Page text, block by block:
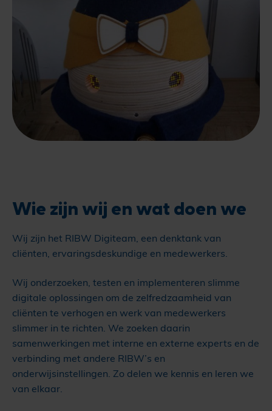
Wie zijn wij en wat doen we
Wij zijn het RIBW Digiteam, een denktank van
cliënten, ervaringsdeskundige en medewerkers.
Wij onderzoeken, testen en implementeren slimme
digitale oplossingen om de zelfredzaamheid van
cliënten te verhogen en werk van medewerkers
slimmer in te richten. We zoeken daarin
samenwerkingen met interne en externe experts en de
verbinding met andere RIBW’s en
onderwijsinstellingen. Zo delen we kennis en leren we
van elkaar.